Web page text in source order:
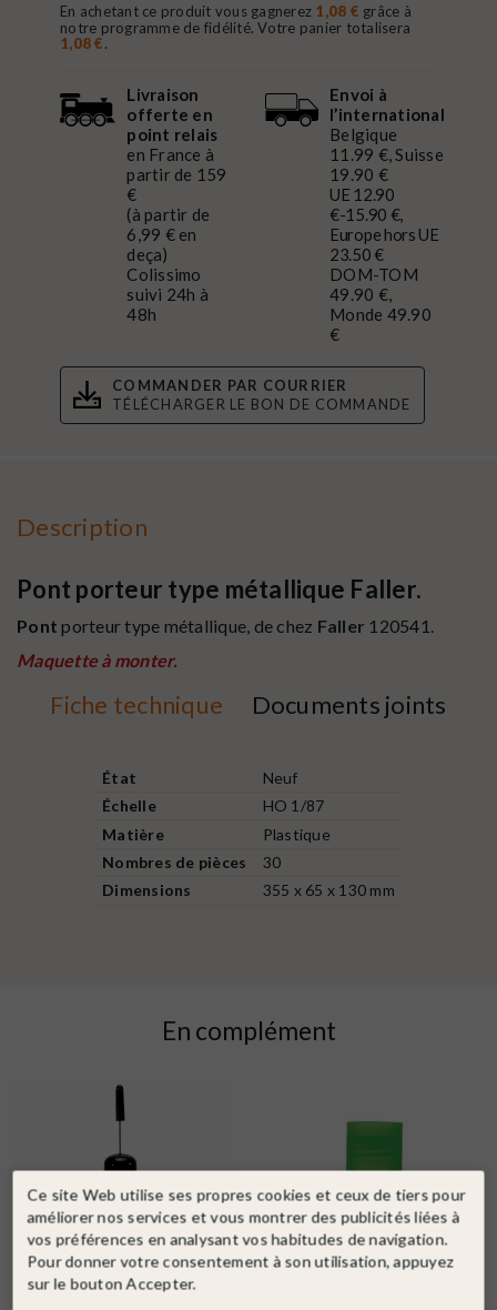
En achetant ce produit vous gagnerez 1,08 € grâce à
notre programme de fidélité. Votre panier totalisera
1,08 €.
Livraison
offerte en
point relais
en France à
partir de 159
€
(à partir de
6,99 € en
deça)
Colissimo
suivi 24h à
48h
Envoi à
l’international
Belgique
11.99 €, Suisse
19.90 €
UE 12.90
€-15.90 €,
Europe hors UE
23.50 €
DOM-TOM
49.90 €,
Monde 49.90
€
COMMANDER PAR COURRIER
TÉLÉCHARGER LE BON DE COMMANDE
Description
Pont porteur type métallique Faller.
Pont porteur type métallique, de chez Faller 120541.
Maquette à monter.
Fiche technique Documents joints
État
Neuf
Échelle
HO 1/87
Matière
Plastique
Nombres de pièces
30
Dimensions
355 x 65 x 130 mm
En complément
Ce site Web utilise ses propres cookies et ceux de tiers pour
améliorer nos services et vous montrer des publicités liées à
vos préférences en analysant vos habitudes de navigation.
Pour donner votre consentement à son utilisation, appuyez
sur le bouton Accepter.